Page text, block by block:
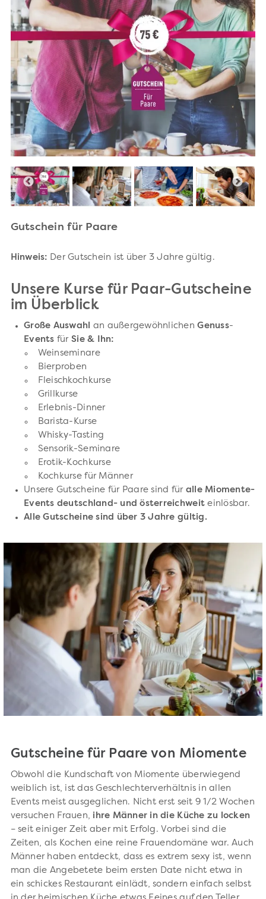
Gutschein für Paare
Hinweis: Der Gutschein ist über 3 Jahre gültig.
Unsere Kurse für Paar-Gutscheine
im Überblick
Große Auswahl an außergewöhnlichenGenuss-
Events fürSie & Ihn:
Weinseminare
Bierproben
Fleischkochkurse
Grillkurse
Erlebnis-Dinner
Barista-Kurse
Whisky-Tasting
Sensorik-Seminare
Erotik-Kochkurse
Kochkurse für Männer
Unsere Gutscheine für Paare sind für alle Miomente-
Events deutschland- und österreichweit einlösbar.
Alle Gutscheine sind über 3 Jahre gültig.
Gutscheine für Paare von Miomente
Obwohl die Kundschaft von Miomente überwiegend
weiblich ist, ist das Geschlechterverhältnis in allen
Events meist ausgeglichen. Nicht erst seit 9 1/2 Wochen
versuchen Frauen, ihre Männer in die Küche zu locken
– seit einiger Zeit aber mit Erfolg. Vorbei sind die
Zeiten, als Kochen eine reine Frauendomäne war. Auch
Männer haben entdeckt, dass es extrem sexy ist, wenn
man die Angebetete beim ersten Date nicht etwa in
ein schickes Restaurant einlädt, sondern einfach selbst